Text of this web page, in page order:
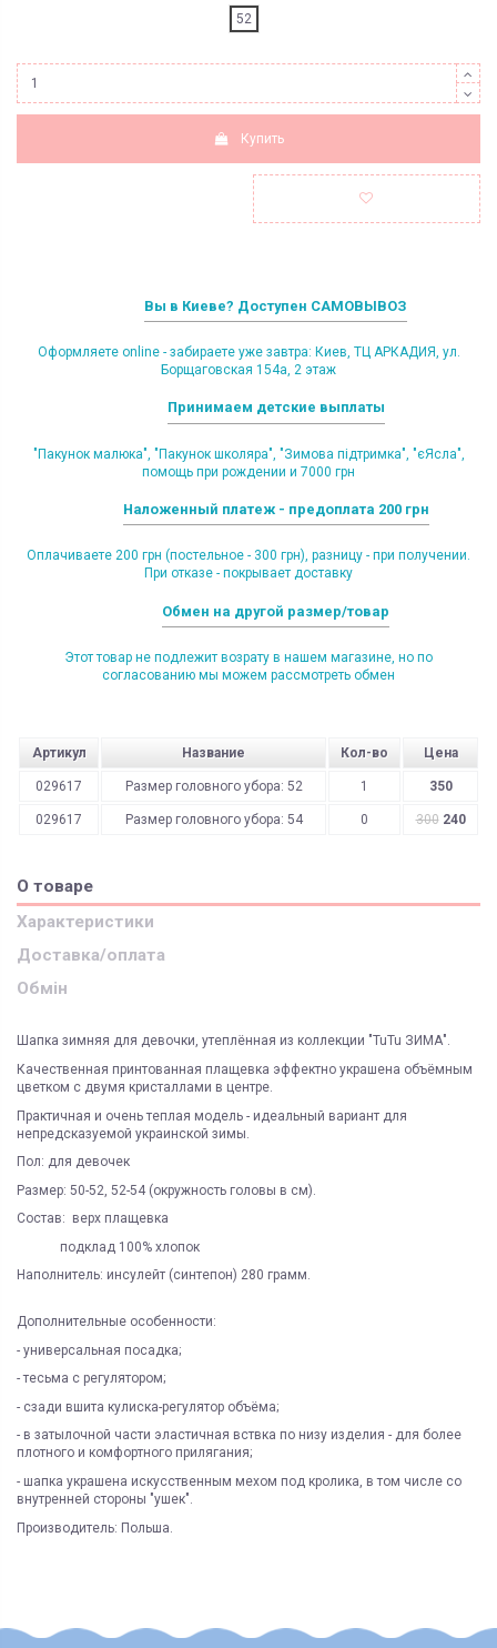
52
Купить
Вы в Киеве? Доступен САМОВЫВОЗ
Оформляете online - забираете уже завтра: Киев, ТЦ АРКАДИЯ, ул.
Борщаговская 154а, 2 этаж
Принимаем детские выплаты
"Пакунок малюка", "Пакунок школяра", "Зимова підтримка", "єЯсла",
помощь при рождении и 7000 грн
Наложенный платеж - предоплата 200 грн
Оплачиваете 200 грн (постельное - 300 грн), разницу - при получении.
При отказе - покрывает доставку
Обмен на другой размер/товар
Этот товар не подлежит возрату в нашем магазине, но по
согласованию мы можем рассмотреть обмен
Артикул Название Кол-во Цена
029617 Размер головного убора: 52 1 350
029617 Размер головного убора: 54 0 300 240
О товаре
Характеристики
Доставка/оплата
Обмін
Шапка зимняя для девочки, утеплённая из коллекции "TuTu ЗИМА".
Качественная принтованная плащевка эффектно украшена объёмным
цветком с двумя кристаллами в центре.
Практичная и очень теплая модель - идеальный вариант для
непредсказуемой украинской зимы.
Пол: для девочек
Размер: 50-52, 52-54 (окружность головы в см).
Состав: верх плащевка
подклад 100% хлопок
Наполнитель: инсулейт (синтепон) 280 грамм.
Дополнительные особенности:
- универсальная посадка;
- тесьма с регулятором;
- сзади вшита кулиска-регулятор объёма;
- в затылочной части эластичная вствка по низу изделия - для более
плотного и комфортного прилягания;
- шапка украшена искусственным мехом под кролика, в том числе со
внутренней стороны "ушек".
Производитель: Польша.
поверненню НЕ ПІДЛЯГАЮТЬ наступні категоріі товарів